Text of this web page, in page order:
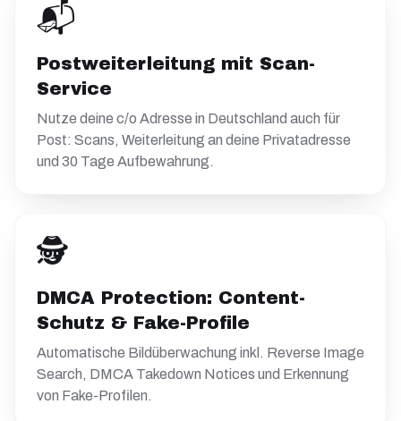
📬
Postweiterleitung mit Scan-
Service
Nutze deine c/o Adresse in Deutschland auch für
Post: Scans, Weiterleitung an deine Privatadresse
und 30 Tage Aufbewahrung.
🕵️
DMCA Protection: Content-
Schutz & Fake-Profile
Automatische Bildüberwachung inkl. Reverse Image
Search, DMCA Takedown Notices und Erkennung
von Fake-Profilen.